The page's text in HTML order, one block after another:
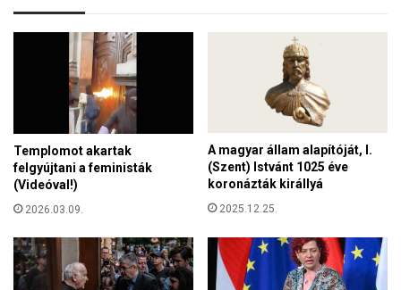
c
s
i
g
z
s
i
n
z
m
e
g
f
g
j
a
Templomot akartak
felgyújtani a feministák
(Videóval!)
2026.03.09.
A magyar állam alapítóját, I.
(Szent) Istvánt 1025 éve
koronázták királlyá
2025.12.25.